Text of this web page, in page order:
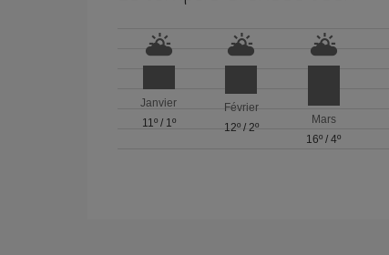
Janvier
11º/ 1º
Février
12º/ 2º
Mars
16º /4º